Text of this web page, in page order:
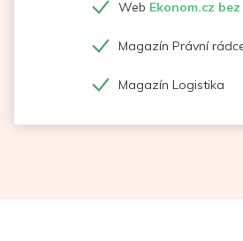
Web Ekonom.cz
Magazín Právní
Magazín Logistika